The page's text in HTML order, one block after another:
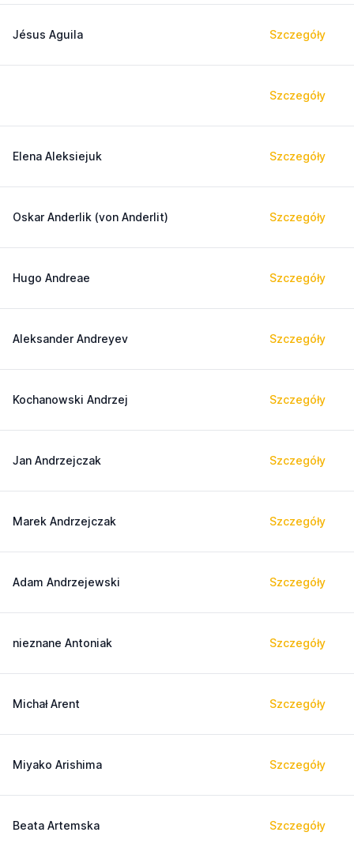
Jésus Aguila Szczegóły
Szczegóły
Elena Aleksiejuk Szczegóły
Oskar Anderlik (von Anderlit) Szczegóły
Hugo Andreae Szczegóły
Aleksander Andreyev Szczegóły
Kochanowski Andrzej Szczegóły
Jan Andrzejczak Szczegóły
Marek Andrzejczak Szczegóły
Adam Andrzejewski Szczegóły
nieznane Antoniak Szczegóły
Michał Arent Szczegóły
Miyako Arishima Szczegóły
Beata Artemska Szczegóły